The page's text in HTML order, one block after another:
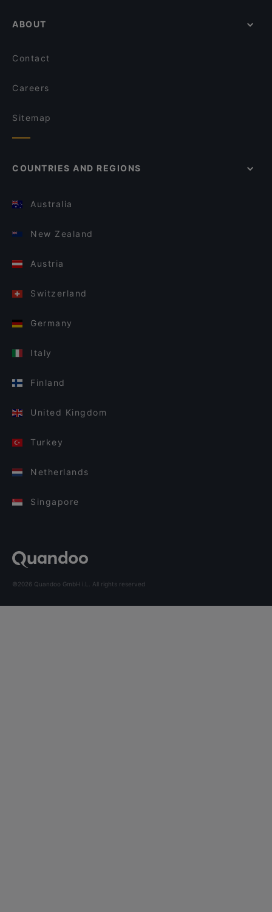
ABOUT
Contact
Careers
Sitemap
COUNTRIES AND REGIONS
Australia
New Zealand
Austria
Switzerland
Germany
Italy
Finland
United Kingdom
Turkey
Netherlands
Singapore
©2026 Quandoo GmbH i.L. All rights reserved